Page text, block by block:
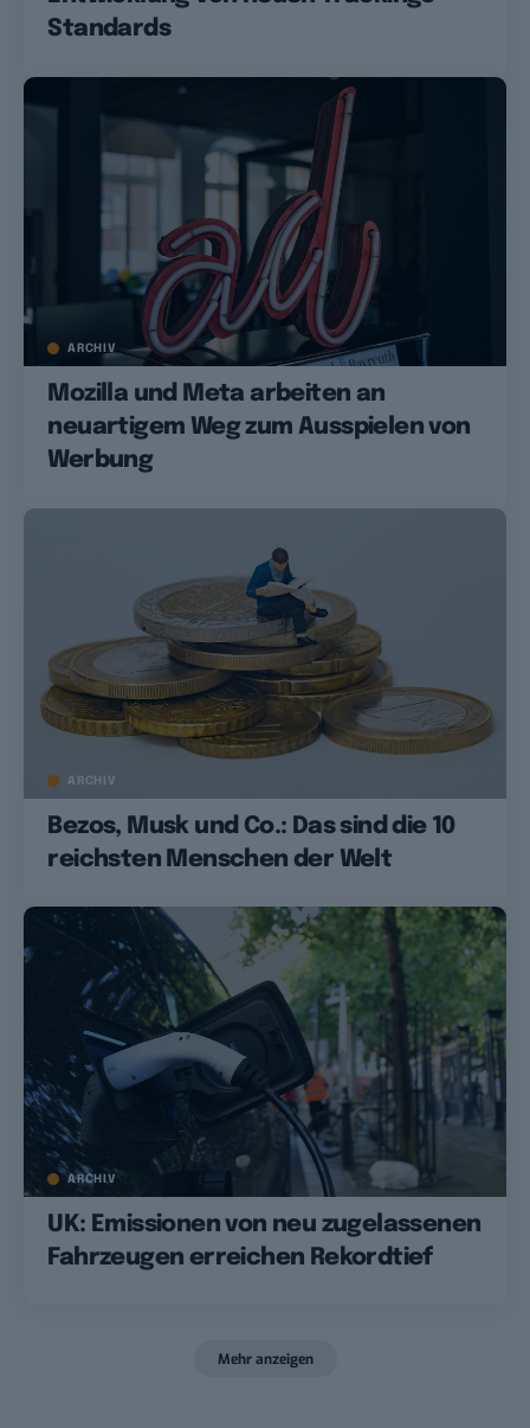
Standards
ARCHIV
Mozilla und Meta arbeiten an
neuartigem Weg zum Ausspielen von
Werbung
ARCHIV
Bezos, Musk und Co.: Das sind die 10
reichsten Menschen der Welt
ARCHIV
UK: Emissionen von neu zugelassenen
Fahrzeugen erreichen Rekordtief
Mehr anzeigen